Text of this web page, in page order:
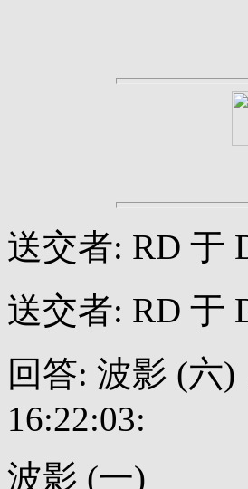
送交者: RD 于
送交者: RD 于
回答: 波影 (六)
16:22:03:
波影 (一)